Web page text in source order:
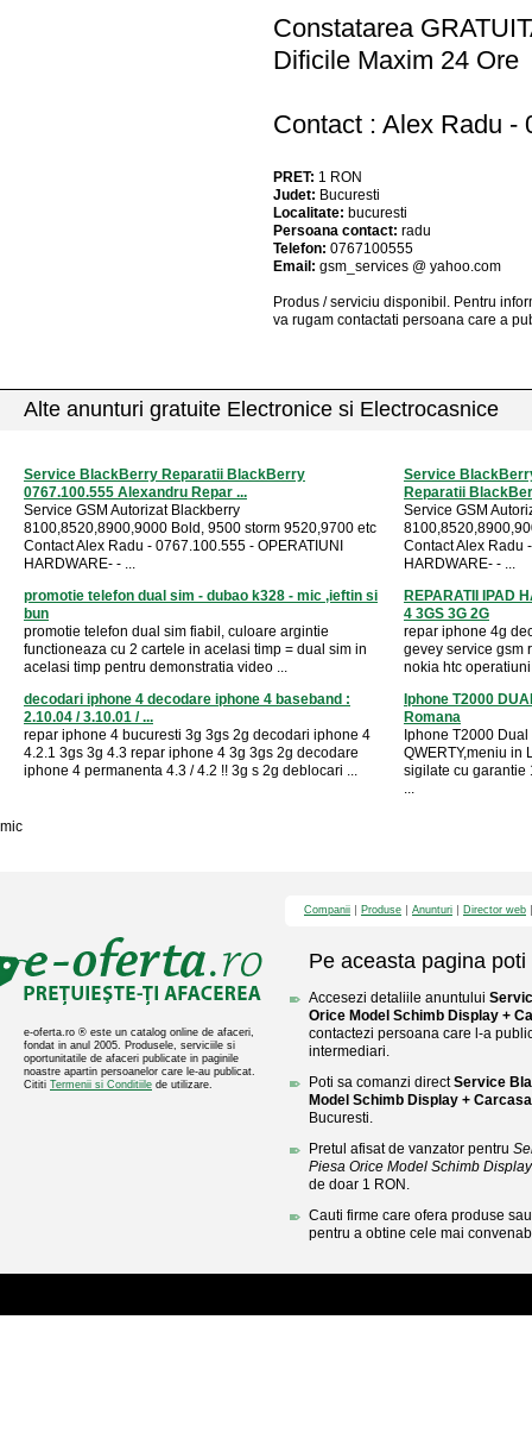
Constatarea
Dificile Maxim 24 Ore
Contact : Alex Radu -
PRET: 1 RON
Judet: Bucuresti
Localitate: bucuresti
Persoana contact: radu
Telefon: 0767100555
Email: gsm_services @ yahoo.com
Produs / serviciu disponibil . Pentru
va rugam contactati persoana care a
Alte anunturi gratuite Electronice si Electrocasnice
Service BlackBerry Reparatii BlackBerry
0767.100.555 Alexandru Repar ...
Service GSM Autorizat Blackberry
8100,8520,8900,9000 Bold, 9500 storm 9520,9700 etc
Contact Alex Radu - 0767.100.555 - OPERATIUNI
HARDWARE- - ...
Service
Reparatii
Service GSM
Contact Alex Radu
HARDWARE- - ...
promotie telefon dual sim - dubao k328 - mic ,ieftin si
bun
promotie telefon dual sim fiabil, culoare argintie
functioneaza cu 2 cartele in acelasi timp = dual sim in
acelasi timp pentru demonstratia video ...
REPARATII IPAD
4 3GS 3G 2G
repar iphone 4g
gevey service gsm
nokia htc
decodari iphone 4 decodare iphone 4 baseband :
2.10.04 / 3.10.01 / ...
repar iphone 4 bucuresti 3g 3gs 2g decodari iphone 4
4.2.1 3gs 3g 4.3 repar iphone 4 3g 3gs 2g decodare
iphone 4 permanenta 4.3 / 4.2 !! 3g s 2g deblocari ...
Iphone T2000
Romana
Iphone T2000
QWERTY,meniu in
sigilate cu garantie
...
mic
e-oferta.ro ® este un catalog online de afaceri,
fondat in anul 2005. Produsele, serviciile si
oportunitatile de afaceri publicate in paginile
noastre apartin persoanelor care le-au publicat.
Cititi Termenii si Conditiile de utilizare.
Companii Produse Anunturi Director web
Pe aceasta pagina poti
Accesezi detaliile anuntului
Orice Model Schimb Display +
contactezi persoana care l-a
intermediari.
Poti sa comanzi directService
Model Schimb Display +
Bucuresti.
Pretul afisat de vanzator pentru
Piesa Orice Model Schimb
de doar 1 RON.
Cauti firme care ofera produse
pentru a obtine cele mai